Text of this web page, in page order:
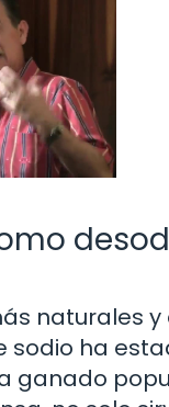
naturales
ha
ganado